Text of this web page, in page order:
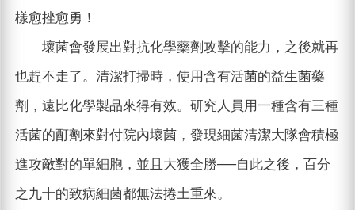
樣愈挫愈勇！
壞菌會發展出對抗化學藥劑攻擊的能力，之後就再
也趕不走了。清潔打掃時，使用含有活菌的益生菌藥
劑，遠比化學製品來得有效。研究人員用一種含有三種
活菌的酊劑來對付院內壞菌，發現細菌清潔大隊會積極
進攻敵對的單細胞，並且大獲全勝──自此之後，百分
之九十的致病細菌都無法捲土重來。